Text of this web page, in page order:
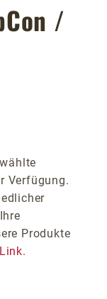
/
Verfügung.
Produkte
Link.